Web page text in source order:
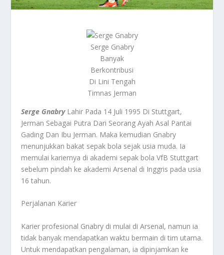
Serge Gnabry
Banyak
Berkontribusi
Di Lini Tengah
Timnas Jerman
Serge GnabryLahir Pada 14 Juli 1995 Di Stuttgart,
Jerman Sebagai Putra Dari Seorang Ayah Asal Pantai
Gading Dan Ibu Jerman. Maka kemudian Gnabry
menunjukkan bakat sepak bola sejak usia muda. Ia
memulai kariernya di akademi sepak bola VfB Stuttgart
sebelum pindah ke akademi Arsenal di Inggris pada usia
16 tahun.
Perjalanan Karier
Karier profesional Gnabry di mulai di Arsenal, namun ia
tidak banyak mendapatkan waktu bermain di tim utama.
Untuk mendapatkan pengalaman, ia dipinjamkan ke